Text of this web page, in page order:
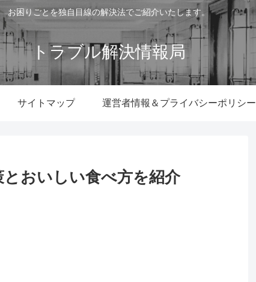
お困りごとを独自目線の解決法でご紹介いたします。
トラブル解決情報局
サイトマップ 運営者情報＆プライバシーポリシー
おいしい食べ方を紹介